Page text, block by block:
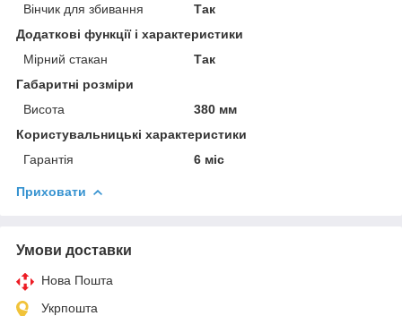
Вінчик для збивання
Так
Додаткові функції і характеристики
Мірний стакан
Так
Габаритні розміри
Висота
380 мм
Користувальницькі характеристики
Гарантія
6 міс
Приховати
Умови доставки
Нова Пошта
Укрпошта